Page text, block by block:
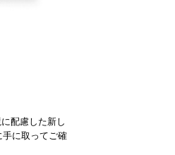
配慮した新し
に取ってご確